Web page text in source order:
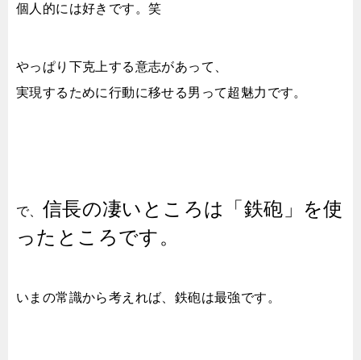
個人的には好きです。笑
やっぱり下克上する意志があって、
実現するために行動に移せる男って超魅力です。
で、 信長の凄いところは「鉄砲」を使
ったところです。
いまの常識から考えれば、鉄砲は最強です。